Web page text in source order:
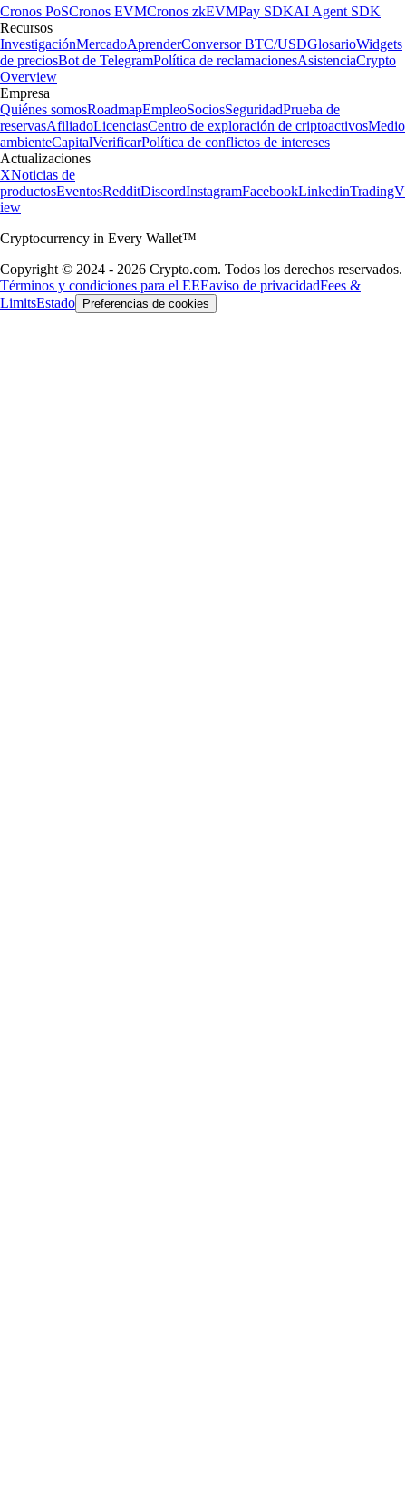
Cronos PoSCronos EVMCronos zkEVMPay SDKAI Agent SDK
Recursos
InvestigaciónMercadoAprenderConversor BTC/USDGlosarioWidgets
de preciosBot de TelegramPolítica de reclamacionesAsistenciaCrypto
Overview
Empresa
Quiénes somosRoadmapEmpleoSociosSeguridadPrueba de
reservasAfiliadoLicenciasCentro de exploración de criptoactivosMedio
ambienteCapitalVerificarPolítica de conflictos de intereses
Actualizaciones
XNoticias de
productosEventosRedditDiscordInstagramFacebookLinkedinTradingV
iew
Cryptocurrency in Every Wallet™
Copyright © 2024 - 2026 Crypto.com. Todos los derechos reservados.
Términos y condiciones para el EEEaviso de privacidadFees &
LimitsEstado Preferencias de cookies